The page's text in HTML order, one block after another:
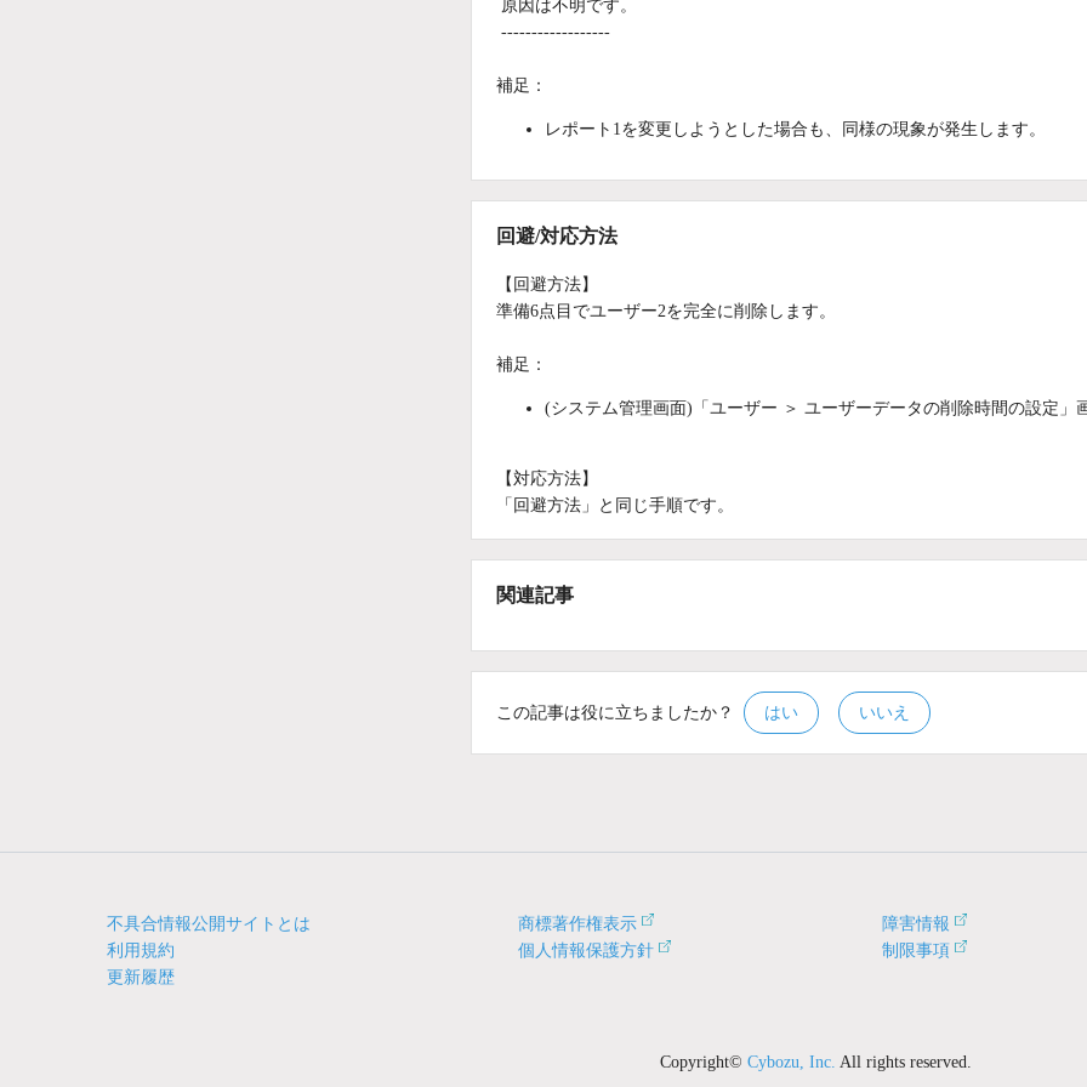
原因は不明です。
------------------
補足：
レポート1を変更しようとした場合も、同様の現象が発生します。
回避/対応方法
【回避方法】
準備6点目でユーザー2を完全に削除します。
補足：
(システム管理画面)「ユーザー ＞ ユーザーデータの削除時間の設定」
【対応方法】
「回避方法」と同じ手順です。
関連記事
この記事は役に立ちましたか？ はい いいえ
不具合情報公開サイトとは
利用規約
更新履歴
商標著作権表示
個人情報保護方針
障害情報
制限事項
Copyright© Cybozu, Inc. All rights reserved.